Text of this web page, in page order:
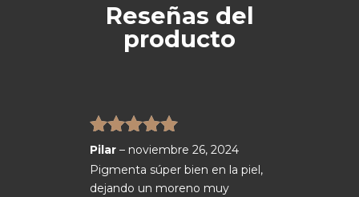
Reseñas del
producto
Valorado
con5de 5
Pilar – noviembre 26, 2024
Pigmenta súper bien en la piel,
dejando un moreno muy